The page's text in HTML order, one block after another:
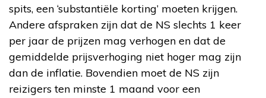
spits, een ‘substantiële korting’ moeten krijgen.
Andere afspraken zijn dat de NS slechts 1 keer
per jaar de prijzen mag verhogen en dat de
gemiddelde prijsverhoging niet hoger mag zijn
dan de inflatie. Bovendien moet de NS zijn
reizigers ten minste 1 maand voor een